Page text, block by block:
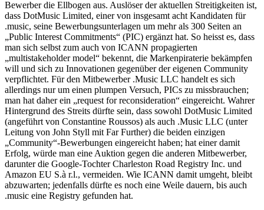
Bewerber die Ellbogen aus. Auslöser der aktuellen Streitigkeiten ist,
dass DotMusic Limited, einer von insgesamt acht Kandidaten für
.music, seine Bewerbungsunterlagen um mehr als 300 Seiten an
„Public Interest Commitments“ (PIC) ergänzt hat. So heisst es, dass
man sich selbst zum auch von ICANN propagierten
„multistakeholder model“ bekennt, die Markenpiraterie bekämpfen
will und sich zu Innovationen gegenüber der eigenen Community
verpflichtet. Für den Mitbewerber .Music LLC handelt es sich
allerdings nur um einen plumpen Versuch, PICs zu missbrauchen;
man hat daher ein „request for reconsideration“ eingereicht. Wahrer
Hintergrund des Streits dürfte sein, dass sowohl DotMusic Limited
(angeführt von Constantine Roussos) als auch .Music LLC (unter
Leitung von John Styll mit Far Further) die beiden einzigen
„Community“-Bewerbungen eingereicht haben; hat einer damit
Erfolg, würde man eine Auktion gegen die anderen Mitbewerber,
darunter die Google-Tochter Charleston Road Registry Inc. und
Amazon EU S.à r.l., vermeiden. Wie ICANN damit umgeht, bleibt
abzuwarten; jedenfalls dürfte es noch eine Weile dauern, bis auch
.music eine Registry gefunden hat.